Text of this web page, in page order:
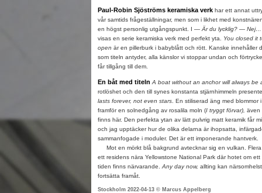
Paul-Robin Sjöströms keramiska verk har ett annat
vår samtids frågeställningar, men som i likhet med
en högst personlig utgångspunkt. I — Är du lycklig? — Nej…
visas en serie keramiska verk med perfekt yta.
You closed it
open är en pillerburk i babyblått och rött. Kanske innehåller
som titeln antyder, alla känslor vi stoppar undan och
får tillgång till dem.
En båt med titeln A boat without an anchor will always be
rotlöshet och den till synes konstanta stjärnhimmeln
lasts forever, not even stars. En stiliserad äng med blommor
framför en solnedgång av rosalila moln (I tryggt förvar), även
finns här. Den perfekta ytan av lätt pulvrig matt keramik får
och jag upptäcker hur de olika delarna är ihopsatta,
sammanfogade i moduler. Det är ett imponerande hantverk.
Mot en mörkt blå bakgrund avtecknar sig en vulkan.
ett residens nära Yellowstone National Park där hotet om
tiden finns närvarande. Any day now, allting kan
fortsätta framåt.
Stockholm 2022-04-13 © Marcus Appelberg